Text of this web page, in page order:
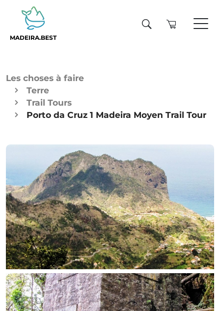
MADEIRA.BEST
Les choses à faire
Terre
Trail Tours
Porto da Cruz 1 Madeira Moyen Trail Tour